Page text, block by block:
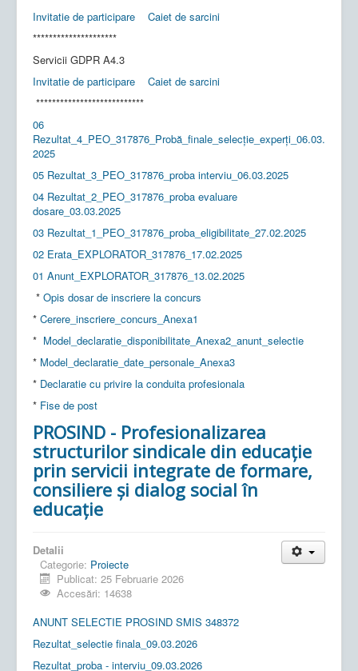
Invitatie de participare
Caiet de sarcini
*********************
Servicii GDPR A4.3
Invitatie de participare
Caiet de sarcini
***************************
06
Rezultat_4_PEO_317876_Probă_finale_selecție_experți_06.03.
2025
05 Rezultat_3_PEO_317876_proba interviu_06.03.2025
04 Rezultat_2_PEO_317876_proba evaluare
dosare_03.03.2025
03 Rezultat_1_PEO_317876_proba_eligibilitate_27.02.2025
02 Erata_EXPLORATOR_317876_17.02.2025
01 Anunt_EXPLORATOR_317876_13.02.2025
* Opis dosar de inscriere la concurs
* Cerere_inscriere_concurs_Anexa1
* Model_declaratie_disponibilitate_Anexa2_anunt_selectie
* Model_declaratie_date_personale_Anexa3
* Declaratie cu privire la conduita profesionala
* Fise de post
PROSIND - Profesionalizarea
structurilor sindicale din educație
prin servicii integrate de formare,
consiliere și dialog social în
educație
Detalii
Categorie: Proiecte
Publicat: 25 Februarie 2026
Accesări: 14638
ANUNT SELECTIE PROSIND SMIS 348372
Rezultat_selectie finala_09.03.2026
Rezultat_proba - interviu_09.03.2026